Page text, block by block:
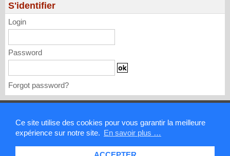
Ce site utilise des cookies pour vous garantir la meilleure
expérience sur notre site. En savoir plus …
07E(GENEVIEVE) still powerful//29@1130
UTC
07/29/2026 -PATRICK HOAREAU
S'identifier
Login
Password
Forgot password?
Contact